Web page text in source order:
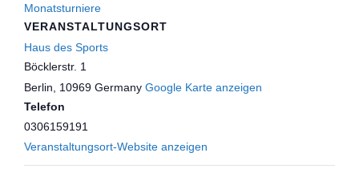
Monatsturniere
VERANSTALTUNGSORT
Haus des Sports
Böcklerstr. 1
Berlin
10969 Germany Google Karte anzeigen
Telefon
0306159191
Veranstaltungsort-Website anzeigen